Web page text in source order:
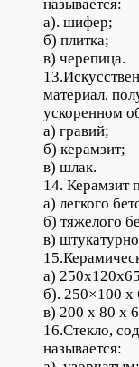
называется:
а). шифер;
б) плитка;
в) черепица.
материал,
ускоренном
а) гравий;
б) керамзит;
в) шлак.
14. Керамзит
а) легкого
б) тяжелого
в)
а)
б). 250×100 х
в) 200 х 80 х
16.Стекло,
называется: